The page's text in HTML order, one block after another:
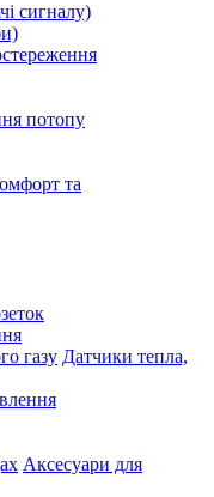
сигналу)
потопу
та
Датчики тепла,
Аксесуари для